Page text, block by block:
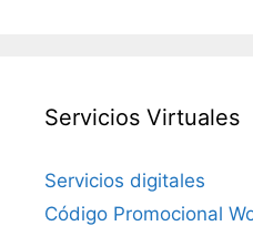
Servicios Virtuales
Servicios digitales
Código Promocional